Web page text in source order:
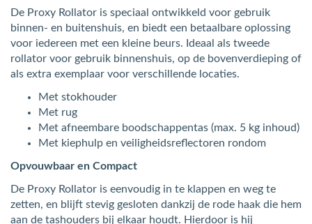
De Proxy Rollator is speciaal ontwikkeld voor gebruik
binnen- en buitenshuis, en biedt een betaalbare oplossing
voor iedereen met een kleine beurs. Ideaal als tweede
rollator voor gebruik binnenshuis, op de bovenverdieping of
als extra exemplaar voor verschillende locaties.
Met stokhouder
Met rug
Met afneembare boodschappentas (max. 5 kg inhoud)
Met kiephulp en veiligheidsreflectoren rondom
Opvouwbaar en Compact
De Proxy Rollator is eenvoudig in te klappen en weg te
zetten, en blijft stevig gesloten dankzij de rode haak die hem
aan de tashouders bij elkaar houdt. Hierdoor is hij